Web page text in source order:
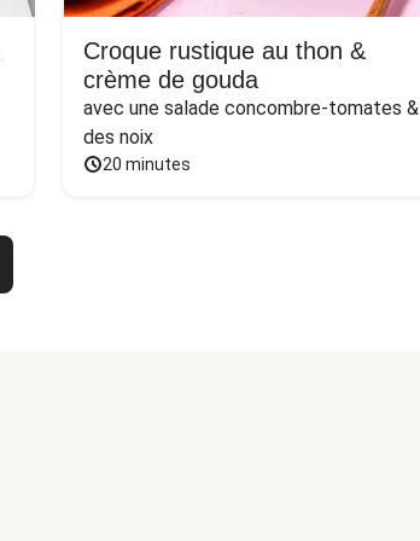
Croque rustique au thon &
crème de gouda
avec une salade concombre-tomates &
des noix
20 minutes